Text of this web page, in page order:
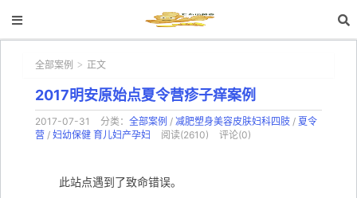
全部案例 > 正文
2017明安原始点夏令营疹子痒案例
2017-07-31 分类： 全部案例 / 减肥塑身美容皮肤妇科四肢 / 夏令
营 / 妇幼保健 育儿妇产孕妇 阅读(2610) 评论(0)
此站点遇到了致命错误。